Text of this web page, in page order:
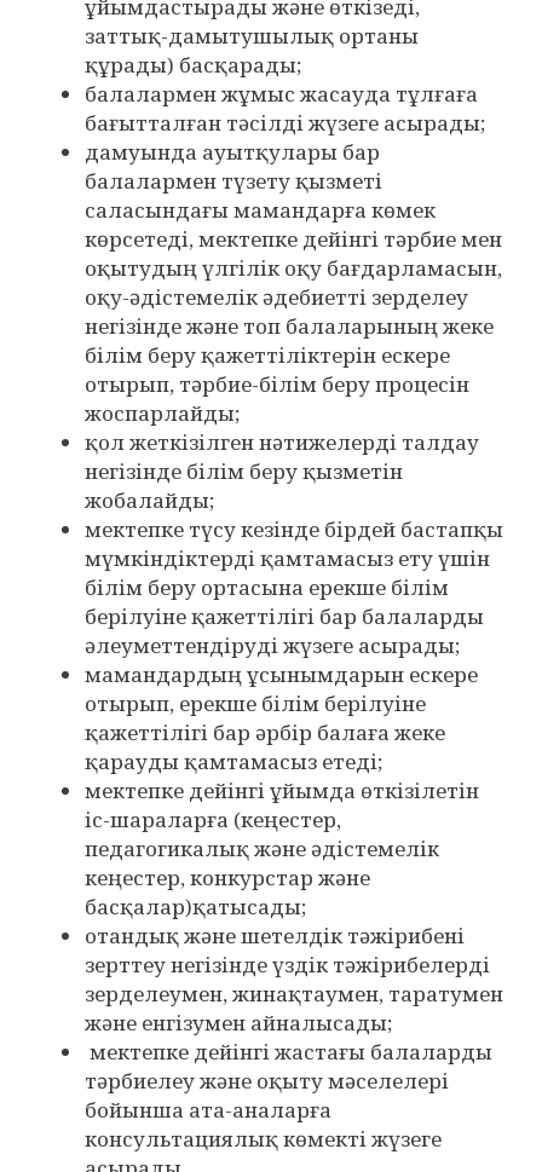
ұйымдастырады және өткізеді,
заттық-дамытушылық ортаны
құрады) басқарады;
балалармен жұмыс жасауда тұлғаға
бағытталған тәсілді жүзеге асырады;
дамуында ауытқулары бар
балалармен түзету қызметі
саласындағы мамандарға көмек
көрсетеді, мектепке дейінгі тәрбие мен
оқытудың үлгілік оқу бағдарламасын,
оқу-әдістемелік әдебиетті зерделеу
негізінде және топ балаларының жеке
білім беру қажеттіліктерін ескере
отырып, тәрбие-білім беру процесін
жоспарлайды;
қол жеткізілген нәтижелерді талдау
негізінде білім беру қызметін
жобалайды;
мектепке түсу кезінде бірдей бастапқы
мүмкіндіктерді қамтамасыз ету үшін
білім беру ортасына ерекше білім
берілуіне қажеттілігі бар балаларды
әлеуметтендіруді жүзеге асырады;
мамандардың ұсынымдарын ескере
отырып, ерекше білім берілуіне
қажеттілігі бар әрбір балаға жеке
қарауды қамтамасыз етеді;
мектепке дейінгі ұйымда өткізілетін
іс-шараларға (кеңестер,
педагогикалық және әдістемелік
кеңестер, конкурстар және
басқалар)қатысады;
отандық және шетелдік тәжірибені
зерттеу негізінде үздік тәжірибелерді
зерделеумен, жинақтаумен, таратумен
және енгізумен айналысады;
мектепке дейінгі жастағы балаларды
тәрбиелеу және оқыту мәселелері
бойынша ата-аналарға
консультациялық көмекті жүзеге